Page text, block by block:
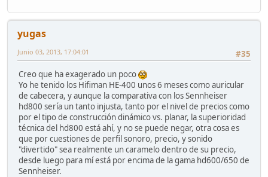
yugas
#35
Junio 03, 2013, 17:04:01
Creo que ha exagerado un poco
Yo he tenido los Hifiman HE-400 unos 6 meses como auricular
de cabecera, y aunque la comparativa con los Sennheiser
hd800 sería un tanto injusta, tanto por el nivel de precios como
por el tipo de construcción dinámico vs. planar, la superioridad
técnica del hd800 está ahí, y no se puede negar, otra cosa es
que por cuestiones de perfil sonoro, precio, y sonido
"divertido" sea realmente un caramelo dentro de su precio,
desde luego para mí está por encima de la gama hd600/650 de
Sennheiser.